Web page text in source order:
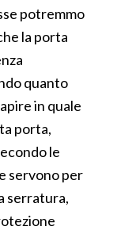
potremmo
la porta
quanto
in quale
porta,
le
servono per
serratura,